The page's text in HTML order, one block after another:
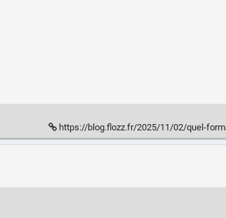
https://blog.flozz.fr/2025/11/02/quel-format-